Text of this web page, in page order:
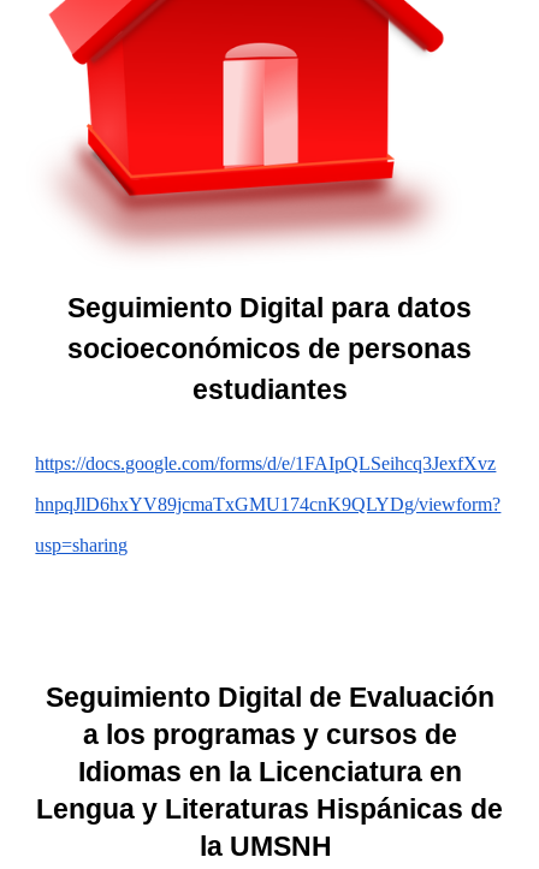
Seguimiento Digital para datos
socioeconómicos de personas
estudiantes
https://docs.google.com/forms/d/e/1FAIpQLSeihcq3JexfXvz
hnpqJlD6hxYV89jcmaTxGMU174cnK9QLYDg/viewform?
usp=sharing
Seguimiento Digital de Evaluación
a los programas y cursos de
Idiomas en la Licenciatura en
Lengua y Literaturas Hispánicas de
la UMSNH